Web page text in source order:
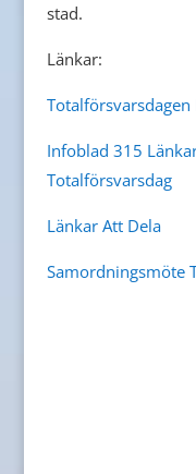
stad.
Länkar:
Infoblad 315
Totalförsvarsdag
Länkar Att Dela
Samordningsmöte